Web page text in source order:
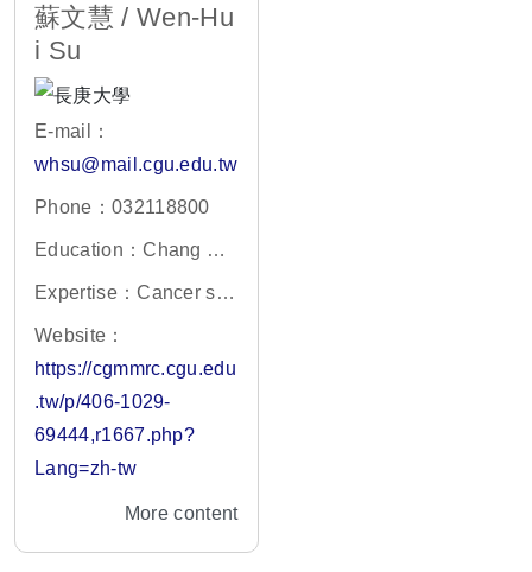
蘇文慧 / Wen-Hu
i Su
E-mail：
whsu@mail.cgu.edu.tw
Phone：032118800
Education：Chang Gu
ng University/ Taiwan
Expertise：Cancer sys
tems biology laborator
y
Website：
https://cgmmrc.cgu.edu
.tw/p/406-1029-
69444,r1667.php?
Lang=zh-tw
More content